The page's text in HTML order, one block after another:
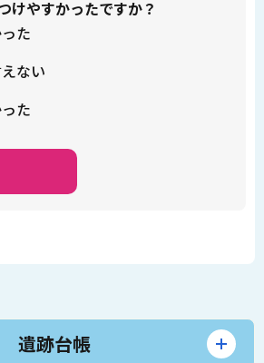
けやすかったですか？
た
ない
た
遺跡台帳